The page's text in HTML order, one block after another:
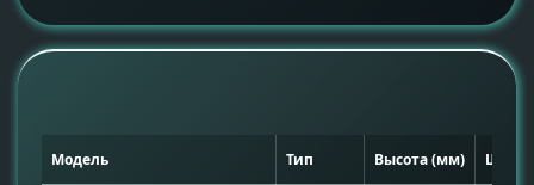
Модель Тип Высота (мм)